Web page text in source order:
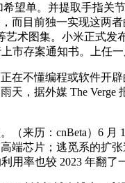
单。并提取手指关节
而目前独一实现这两
术图集。小米正式发
市存案通知书。上任
不懂编程或软件开辟
天，据外媒 The
来历：cnBeta）6 月
端芯片；逃觅系的扩
用率也较 2023 年翻